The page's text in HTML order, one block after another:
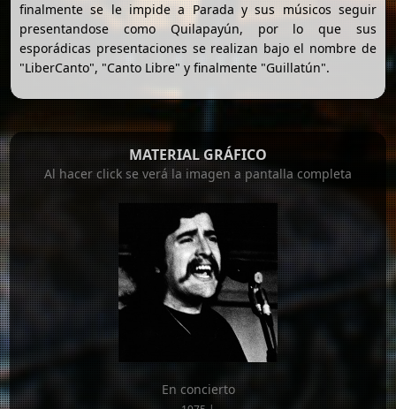
finalmente se le impide a Parada y sus músicos seguir
presentandose como Quilapayún, por lo que sus
esporádicas presentaciones se realizan bajo el nombre de
"LiberCanto", "Canto Libre" y finalmente "Guillatún".
MATERIAL GRÁFICO
Al hacer click se verá la imagen a pantalla completa
En concierto